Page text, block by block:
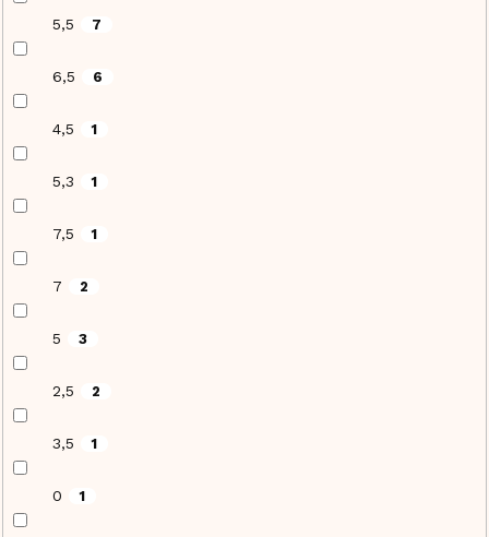
5,5 7
6,5 6
4,5 1
5,3 1
7,5 1
7 2
5 3
2,5 2
3,5 1
0 1